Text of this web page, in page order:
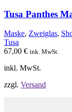
Tusa Panthes
Maske, Zweiglas,
Tusa
67,00 € ink. MwSt.
inkl. MwSt.
zzgl. Versand